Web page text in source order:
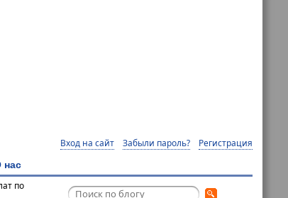
Вход на сайт Забыли пароль? Регистрация
нас
по